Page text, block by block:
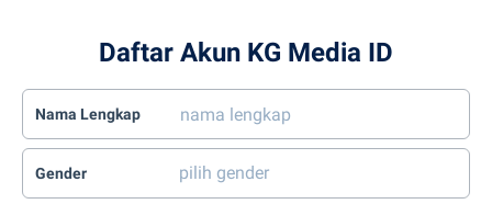
Daftar Akun KG Media ID
Nama Lengkap
Gender